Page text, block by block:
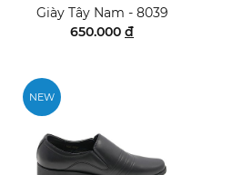
Giày Tây Nam - 8039
650.000 đ
NEW